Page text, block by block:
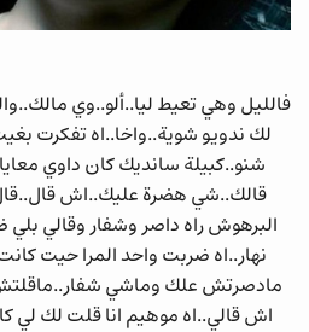
فالليل وهي تعيط ليا..ألو..وي
لك ندويو شوية..واخا..اه تفكرت
شنو..كبيلة سانديك كان داوي
قالك..شي هضرة عليك..اش
البرهوش راه داصر وشفار وقالي
نهار..اه ضربت واحد المرا حيت
مادصرتش علك وماشي
اش قالي..اه موهيم انا قلت لك لي